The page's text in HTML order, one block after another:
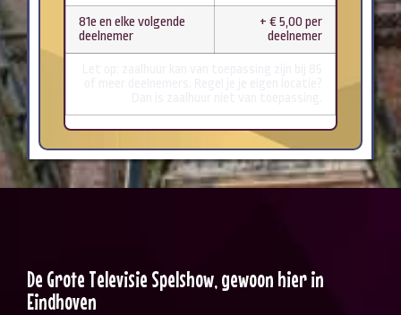
81e en elke volgende
deelnemer
+ € 5,00 per
deelnemer
De Grote Televisie Spelshow, gewoon hier in
Eindhoven